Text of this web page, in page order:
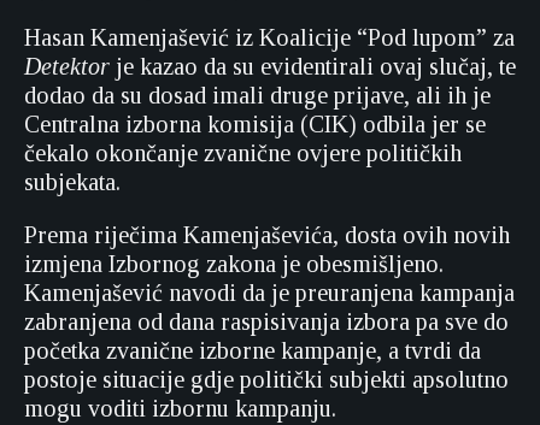
Hasan Kamenjašević iz Koalicije “Pod lupom” za
Detektor je kazao da su evidentirali ovaj slučaj, te
dodao da su dosad imali druge prijave, ali ih je
Centralna izborna komisija (CIK) odbila jer se
čekalo okončanje zvanične ovjere političkih
subjekata.
Prema riječima Kamenjaševića, dosta ovih novih
izmjena Izbornog zakona je obesmišljeno.
Kamenjašević navodi da je preuranjena kampanja
zabranjena od dana raspisivanja izbora pa sve do
početka zvanične izborne kampanje, a tvrdi da
postoje situacije gdje politički subjekti apsolutno
mogu voditi izbornu kampanju.